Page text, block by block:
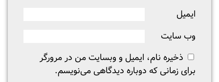
ایمیل
وب‌ سایت
ذخیره نام، ایمیل و وبسایت من در مرورگر
برای زمانی که دوباره دیدگاهی می‌نویسم.